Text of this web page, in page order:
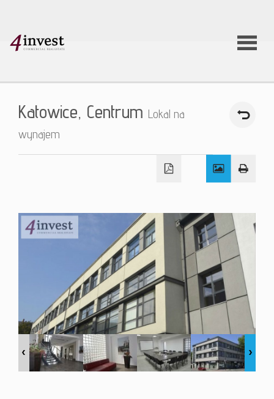
O firmie
Oferty
Kontakt
Katowice, Centrum Lokal na
wynajem